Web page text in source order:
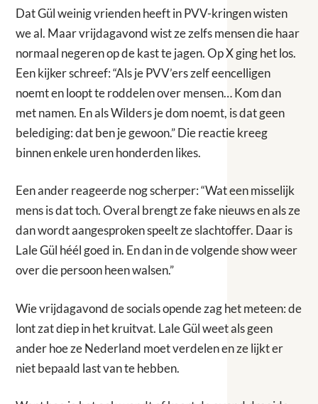
Dat Gül weinig vrienden heeft in PVV-kringen wisten
we al. Maar vrijdagavond wist ze zelfs mensen die haar
normaal negeren op de kast te jagen. Op X ging het los.
Een kijker schreef: “Als je PVV’ers zelf eencelligen
noemt en loopt te roddelen over mensen… Kom dan
met namen. En als Wilders je dom noemt, is dat geen
belediging: dat ben je gewoon.” Die reactie kreeg
binnen enkele uren honderden likes.
Een ander reageerde nog scherper: “Wat een misselijk
mens is dat toch. Overal brengt ze fake nieuws en als ze
dan wordt aangesproken speelt ze slachtoffer. Daar is
Lale Gül héél goed in. En dan in de volgende show weer
over die persoon heen walsen.”
Wie vrijdagavond de socials opende zag het meteen: de
lont zat diep in het kruitvat. Lale Gül weet als geen
ander hoe ze Nederland moet verdelen en ze lijkt er
niet bepaald last van te hebben.